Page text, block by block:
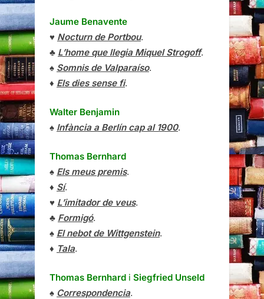
Jaume Benavente
♥ Nocturn de Portbou.
♣ L’home que llegia Miquel Strogoff.
♠ Somnis de Valparaíso.
♦ Els dies sense fi.
Walter Benjamin
♠ Infància a Berlín cap al 1900.
Thomas Bernhard
♠ Els meus premis.
♦ Sí.
♥ L’imitador de veus.
♣ Formigó.
♠ El nebot de Wittgenstein.
♦ Tala.
Thomas Bernhard i Siegfried Unseld
♠ Correspondencia.